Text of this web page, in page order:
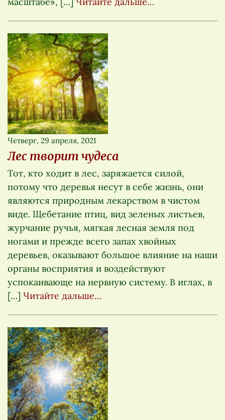
Четверг, 29 апреля, 2021
Лес творит чудеса
Тот, кто ходит в лес, заряжается силой,
потому что деревья несут в себе жизнь, они
являются природным лекарством в чистом
виде. Щебетание птиц, вид зеленых листьев,
журчание ручья, мягкая лесная земля под
ногами и прежде всего запах хвойных
деревьев, оказывают большое влияние на наши
органы восприятия и воздействуют
успокаивающе на нервную систему. В иглах, в
[…] Читайте дальше…